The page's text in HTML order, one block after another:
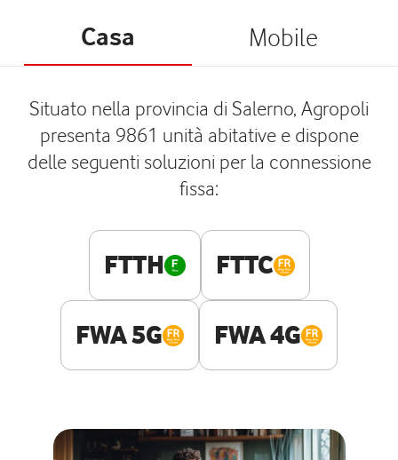
Casa Mobile
Situato nella provincia di Salerno, Agropoli
presenta 9861 unità abitative e dispone
delle seguenti soluzioni per la connessione
fissa:
FTTH FTTC
FWA 5G FWA 4G